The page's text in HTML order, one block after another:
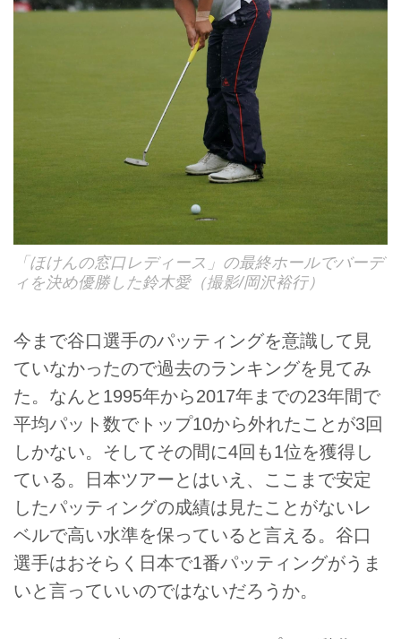
「ほけんの窓口レディース」の最終ホールでバーデ
ィを決め優勝した鈴木愛（撮影/岡沢裕行）
今まで谷口選手のパッティングを意識して見
ていなかったので過去のランキングを見てみ
た。なんと1995年から2017年までの23年間で
平均パット数でトップ10から外れたことが3回
しかない。そしてその間に4回も1位を獲得し
ている。日本ツアーとはいえ、ここまで安定
したパッティングの成績は見たことがないレ
ベルで高い水準を保っていると言える。谷口
選手はおそらく日本で1番パッティングがうま
いと言っていいのではないだろうか。